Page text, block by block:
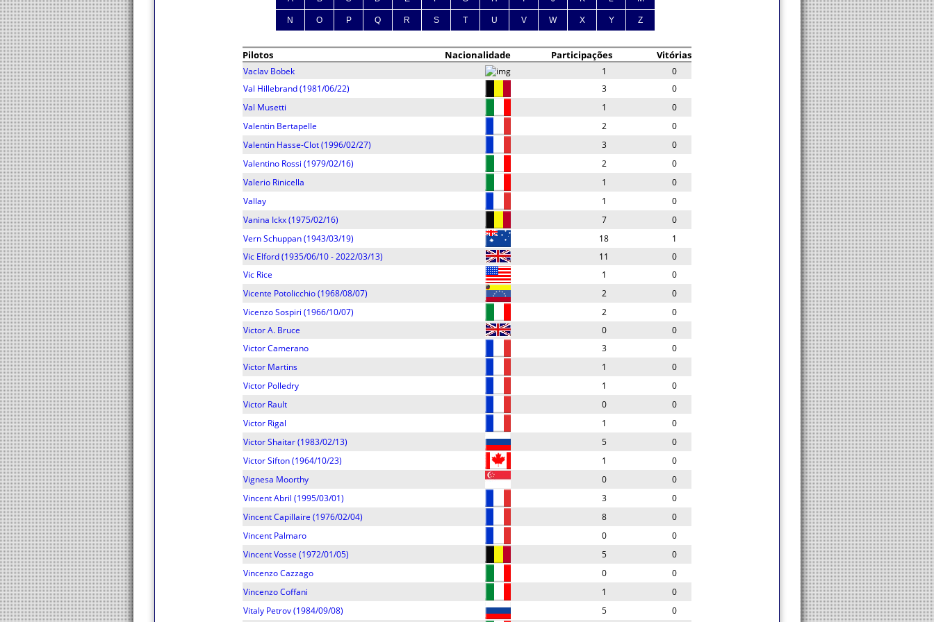
N O P Q R S T U V W X Y Z
Pilotos Nacionalidade Participações Vitórias
Vaclav Bobek 1
0
Val Hillebrand (1981/06/22)
3
0
Val Musetti
1
0
Valentin Bertapelle
2
0
Valentin Hasse-Clot (1996/02/27)
3
0
Valentino Rossi (1979/02/16)
2
0
Valerio Rinicella
1
0
Vallay
1
0
Vanina Ickx (1975/02/16)
7
0
Vern Schuppan (1943/03/19)
18
1
Vic Elford (1935/06/10 - 2022/03/13)
11
0
Vic Rice
1
0
Vicente Potolicchio (1968/08/07)
2
0
Vicenzo Sospiri (1966/10/07)
2
0
Victor A. Bruce
0
0
Victor Camerano
3
0
Victor Martins
1
0
Victor Polledry
1
0
Victor Rault
0
0
Victor Rigal
1
0
Victor Shaitar (1983/02/13)
5
0
Victor Sifton (1964/10/23)
1
0
Vignesa Moorthy
0
0
Vincent Abril (1995/03/01)
3
0
Vincent Capillaire (1976/02/04)
8
0
Vincent Palmaro
0
0
Vincent Vosse (1972/01/05)
5
0
Vincenzo Cazzago
0
0
Vincenzo Coffani
1
0
Vitaly Petrov (1984/09/08)
5 0